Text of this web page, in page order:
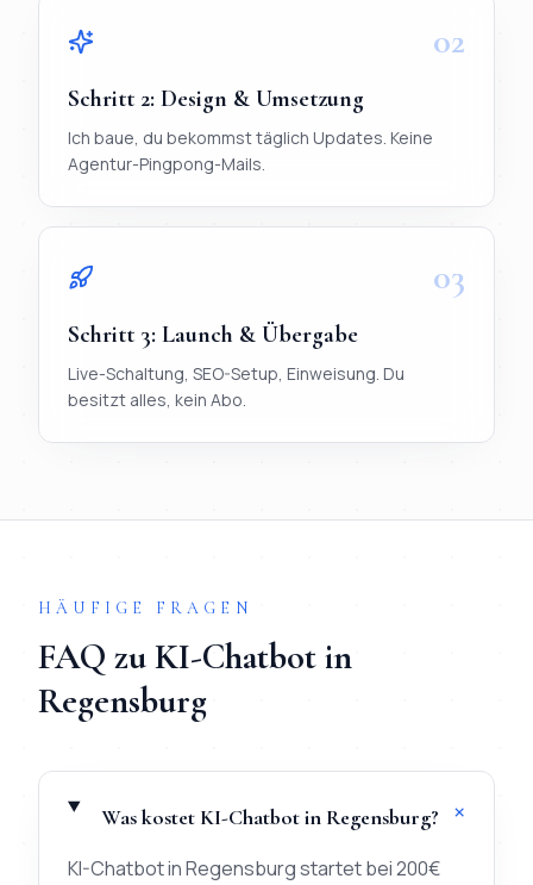
02
Schritt 2: Design & Umsetzung
Ich baue, du bekommst täglich Updates. Keine
Agentur-Pingpong-Mails.
03
Schritt 3: Launch & Übergabe
Live-Schaltung, SEO-Setup, Einweisung. Du
besitzt alles, kein Abo.
HÄUFIGE FRAGEN
FAQ zuKI-Chatbotin
Regensburg
Was kostet KI-Chatbot in Regensburg? +
KI-Chatbot in Regensburg startet bei 200€